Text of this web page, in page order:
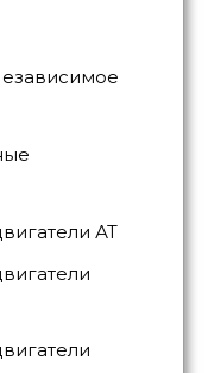
АТ